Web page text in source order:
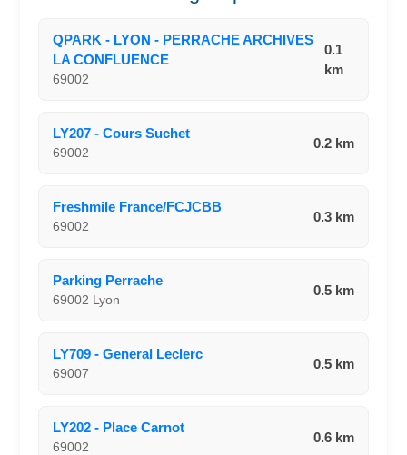
QPARK - LYON - PERRACHE ARCHIVES
LA CONFLUENCE
69002
0.1
km
LY207 - Cours Suchet
69002
0.2 km
Freshmile France/FCJCBB
69002
0.3 km
Parking Perrache
69002 Lyon
0.5 km
LY709 - General Leclerc
69007
0.5 km
LY202 - Place Carnot
69002
0.6 km